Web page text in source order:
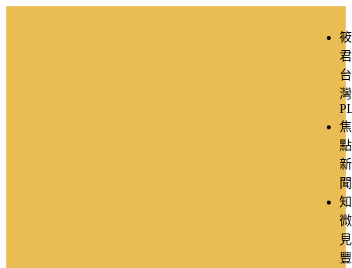
筱
君
台
灣
焦
點
新
聞
知
微
見
豐